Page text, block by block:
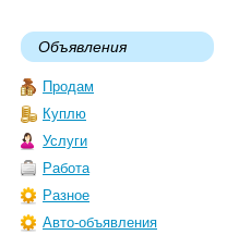
Объявления
Продам
Куплю
Услуги
Работа
Разное
Авто-объявления